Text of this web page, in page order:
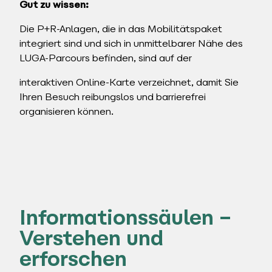
Gut zu wissen:
Die P+R-Anlagen, die in das Mobilitätspaket
integriert sind und sich in unmittelbarer Nähe des
LUGA-Parcours befinden, sind auf der
interaktiven Online-Karte verzeichnet, damit Sie
Ihren Besuch reibungslos und barrierefrei
organisieren können.
Informationssäulen –
Verstehen und
erforschen